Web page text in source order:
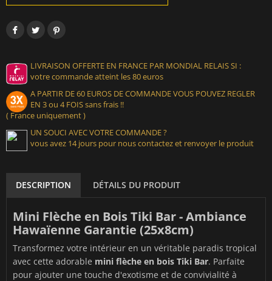
LIVRAISON OFFERTE EN FRANCE PAR MONDIAL RELAIS SI :
votre commande atteint les 80 euros
A PARTIR DE 60 EUROS DE COMMANDE VOUS POUVEZ REGLER
EN 3 ou 4 FOIS sans frais !!
( France uniquement )
UN SOUCI AVEC VOTRE COMMANDE ?
vous avez 14 jours pour nous contactez et renvoyer le produit
DESCRIPTION DÉTAILS DU PRODUIT
Mini Flèche en Bois Tiki Bar - Ambiance
Hawaïenne Garantie (25x8cm)
Transformez votre intérieur en un véritable paradis tropical
avec cette adorable mini flèche en bois Tiki Bar. Parfaite
pour ajouter une touche d'exotisme et de convivialité à